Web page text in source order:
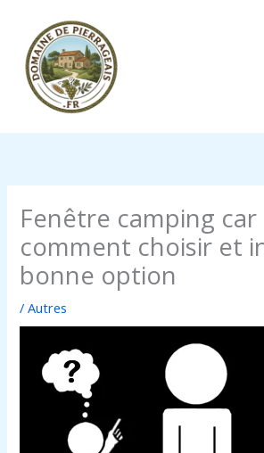
contenu
Fenêtre camping car
comment choisir et
bonne option
/Autres